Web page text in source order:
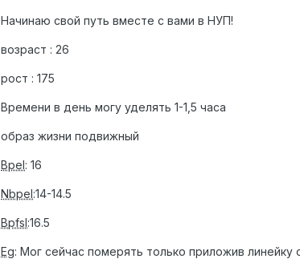
Начинаю свой путь вместе с вами в НУП!
возраст : 26
рост : 175
Времени в день могу уделять 1-1,5 часа
образ жизни подвижный
Bpel: 16
Nbpel:14-14.5
Bpfsl:16.5
Eg: Мог сейчас померять только приложив